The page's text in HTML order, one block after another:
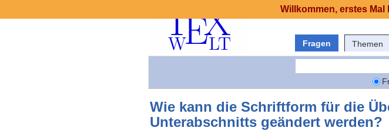
Fragen Themen
Wie kann die Schriftform für die
Unterabschnitts geändert werden?
Willkommen, erstes